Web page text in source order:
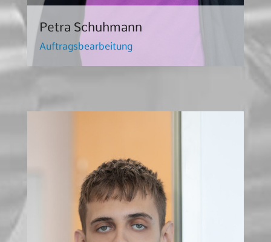
Petra Schuhmann
Auftragsbearbeitung